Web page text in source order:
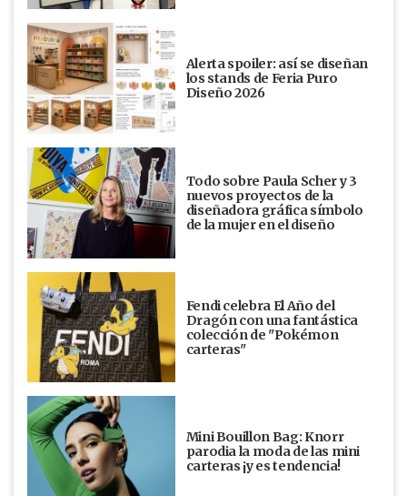
Alerta spoiler: así se diseñan
los stands de Feria Puro
Diseño 2026
Todo sobre Paula Scher y 3
nuevos proyectos de la
diseñadora gráfica símbolo
de la mujer en el diseño
Fendi celebra El Año del
Dragón con una fantástica
colección de "Pokémon
carteras"
Mini Bouillon Bag: Knorr
parodia la moda de las mini
carteras ¡y es tendencia!